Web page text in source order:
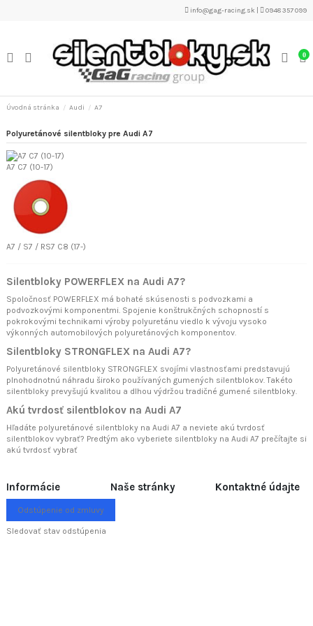
info@gag-racing.sk 0948 357 099
0
Úvodná stránka Audi A7
Polyuretánové silentbloky pre Audi A7
A7 C7 (10-17)
A7 / S7 / RS7 C8 (17-)
Silentbloky POWERFLEX na Audi A7?
Spoločnosť POWERFLEX má bohaté skúsenosti s podvozkami a
podvozkovými komponentmi. Spojenie konštrukčných schopností s
pokrokovými technikami výroby polyuretánu viedlo k vývoju vysoko
výkonných automobilových polyuretánových komponentov.
Silentbloky STRONGFLEX na Audi A7?
Polyuretánové silentbloky STRONGFLEX svojími vlastnosťami predstavujú
plnohodnotnú náhradu široko používaných gumených silentblokov. Takéto
silentbloky prevyšujú kvalitou a dlhou výdržou tradičné gumené silentbloky.
Akú tvrdosť silentblokov na Audi A7
Hľadáte polyuretánové silentbloky na Audi A7 a neviete akú tvrdosť
silentblokov vybrať? Predtým ako vyberiete silentbloky na Audi A7 prečítajte si
akú tvrdosť vybrať
Informácie Naše stránky Kontaktné údajte
Odstúpenie od zmluvy
Sledovať stav odstúpenia